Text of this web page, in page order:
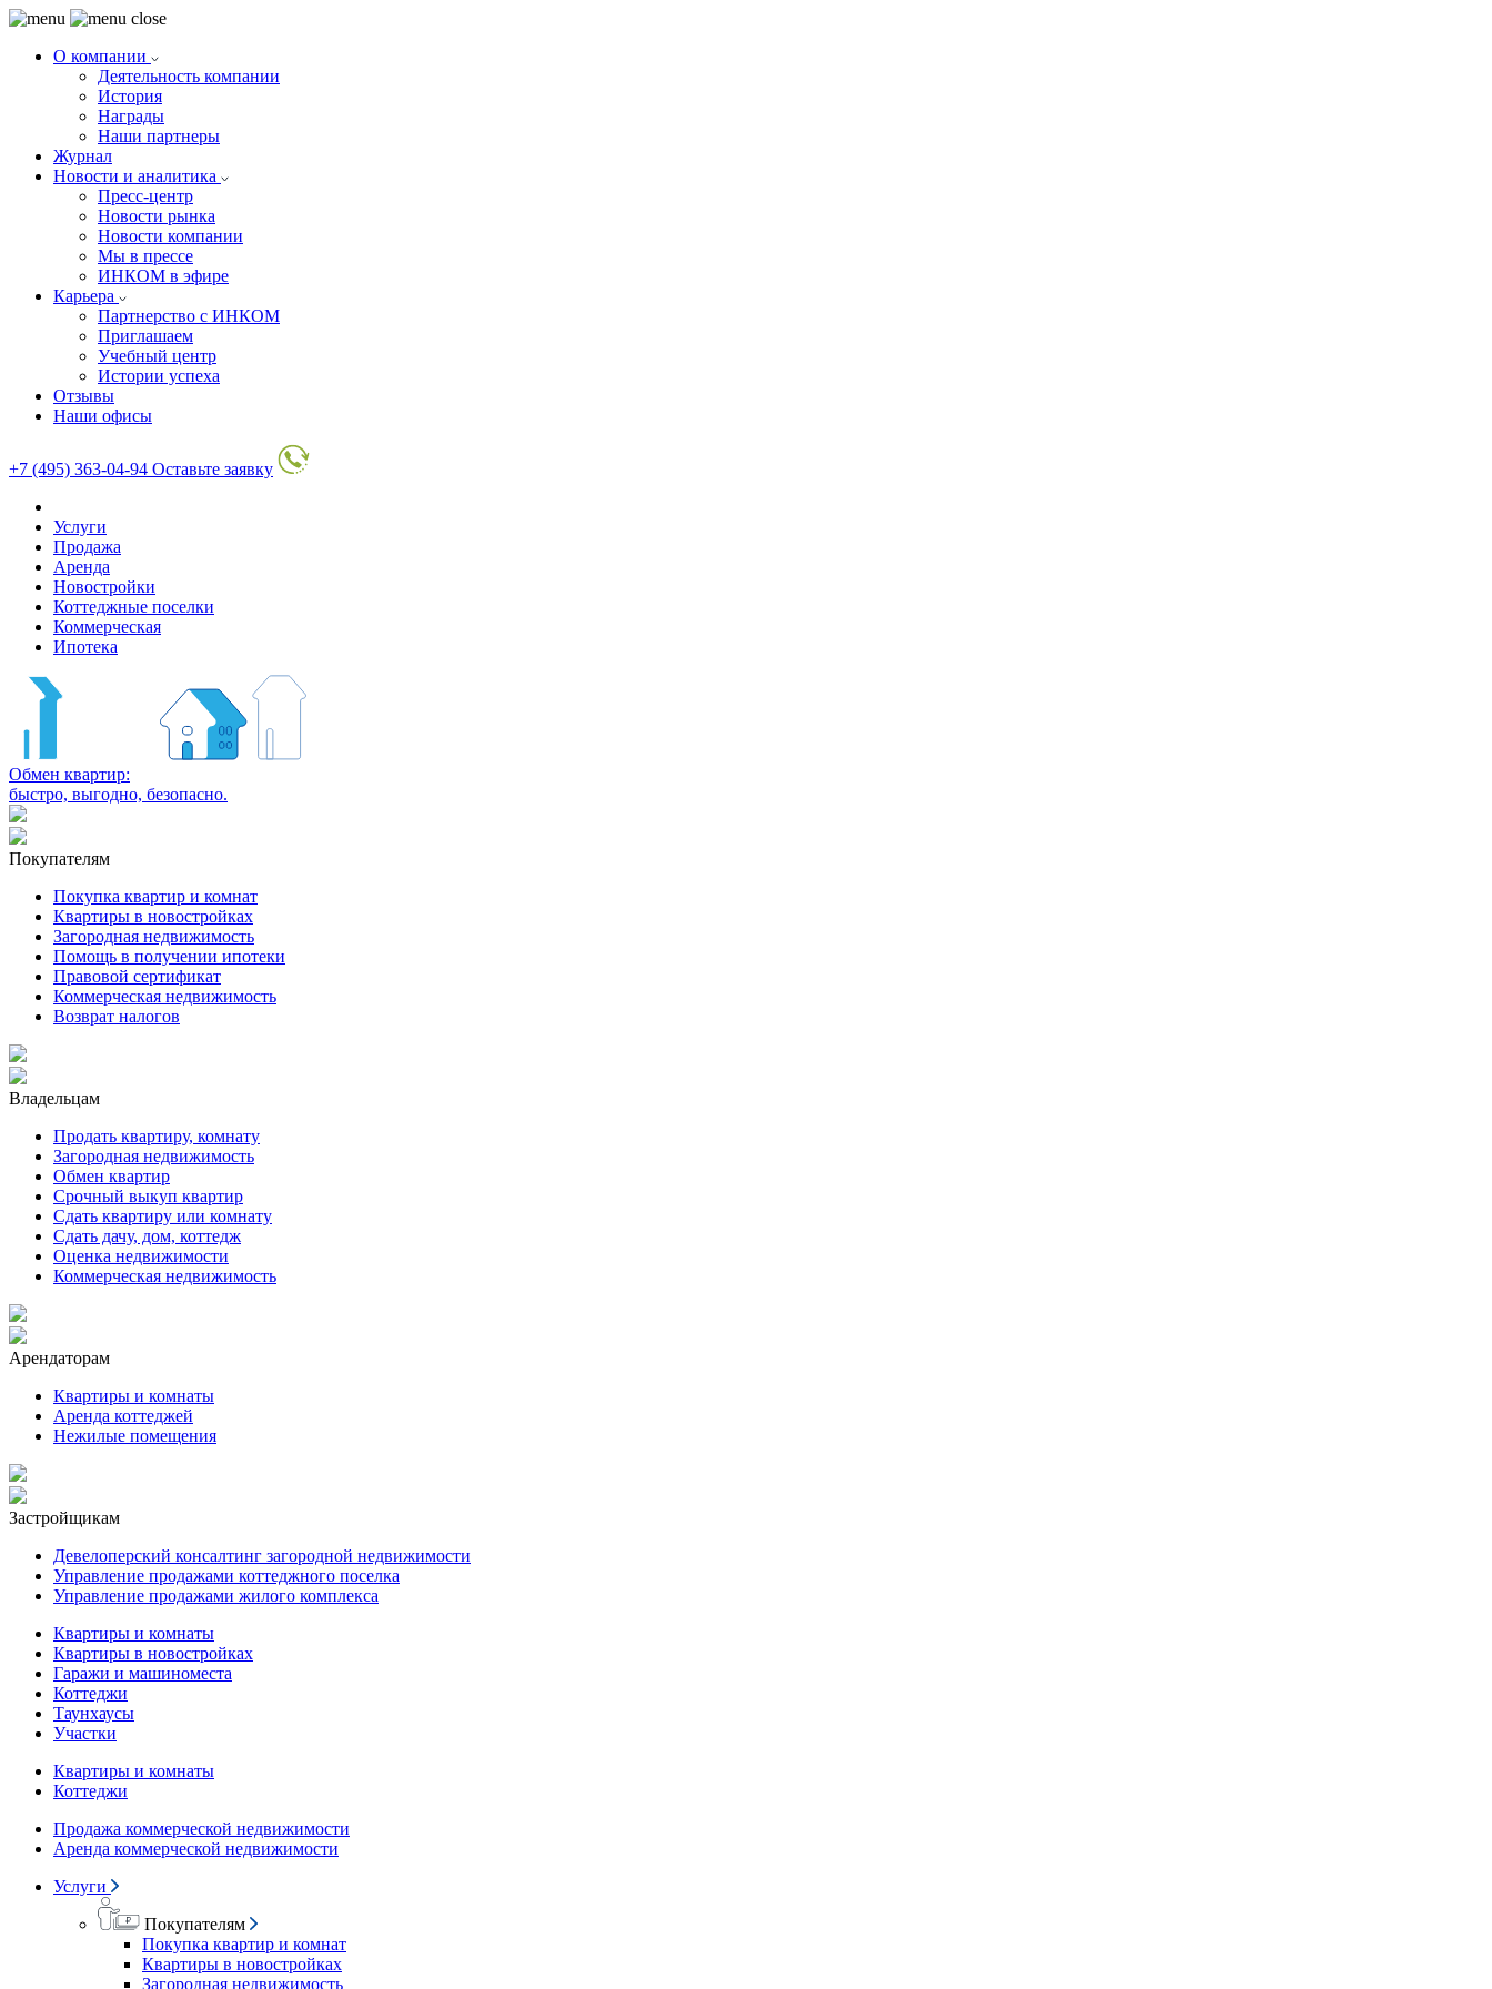
О компании
Деятельность компании
История
Награды
Наши партнеры
Журнал
Новости и аналитика
Пресс-центр
Новости рынка
Новости компании
Мы в прессе
ИНКОМ в эфире
Карьера
Партнерство с ИНКОМ
Приглашаем
Учебный центр
Истории успеха
Отзывы
Наши офисы
+7 (495) 363-04-94 Оставьте заявку
Услуги
Продажа
Аренда
Новостройки
Коттеджные поселки
Коммерческая
Ипотека
Обмен квартир:
быстро, выгодно, безопасно.
Покупателям
Покупка квартир и комнат
Квартиры в новостройках
Загородная недвижимость
Помощь в получении ипотеки
Правовой сертификат
Коммерческая недвижимость
Возврат налогов
Владельцам
Продать квартиру, комнату
Загородная недвижимость
Обмен квартир
Срочный выкуп квартир
Сдать квартиру или комнату
Сдать дачу, дом, коттедж
Оценка недвижимости
Коммерческая недвижимость
Арендаторам
Квартиры и комнаты
Аренда коттеджей
Нежилые помещения
Застройщикам
Девелоперский консалтинг загородной недвижимости
Управление продажами коттеджного поселка
Управление продажами жилого комплекса
Квартиры и комнаты
Квартиры в новостройках
Гаражи и машиноместа
Коттеджи
Таунхаусы
Участки
Квартиры и комнаты
Коттеджи
Продажа коммерческой недвижимости
Аренда коммерческой недвижимости
Услуги
Покупателям
Покупка квартир и комнат
Квартиры в новостройках
Загородная недвижимость